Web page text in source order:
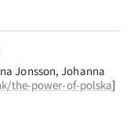
Jonsson, Johanna
the-power-of-polska]